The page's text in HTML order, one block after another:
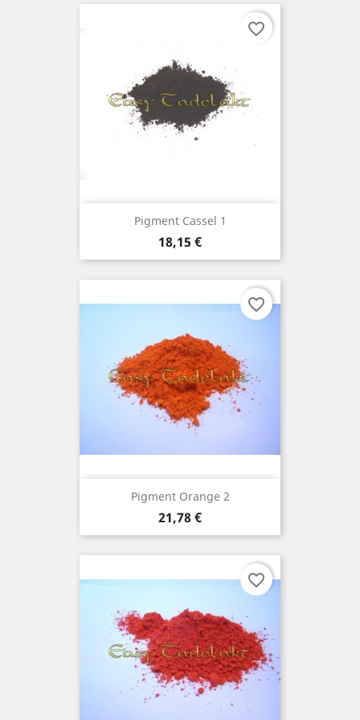
Pigment Cassel 1
Prix
18,15 €
favorite_border
Pigment Orange 2
Prix
21,78 €
favorite_border
favorite_border